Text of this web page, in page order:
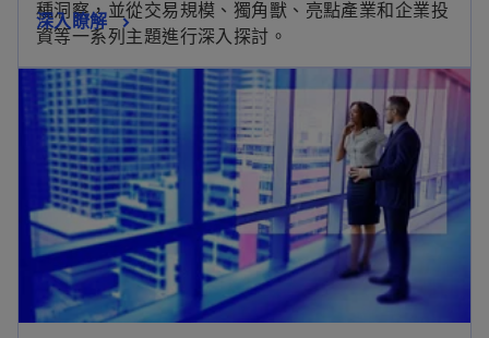
種洞察，並從交易規模、獨角獸、亮點產業和企業投
資等一系列主題進行深入探討。
深入瞭解